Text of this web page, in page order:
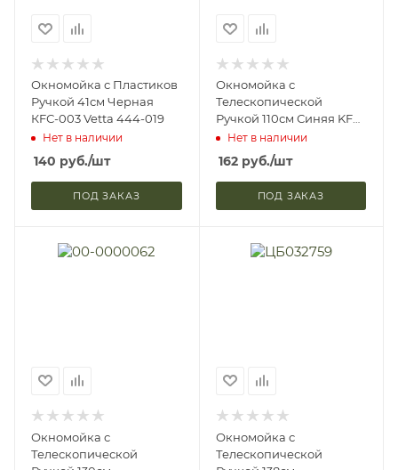
Окномойка с Пластиков
Ручкой 41см Черная
КFС-003 Vetta 444-019
Нет в наличии
140 руб./шт
ПОД ЗАКАЗ
Окномойка с
Телескопической
Ручкой 110см Синяя KFC-
004 Vetta 444-020
Нет в наличии
162руб./шт
ПОД ЗАКАЗ
Окномойка с
Телескопической
Окномойка с
Телескопической